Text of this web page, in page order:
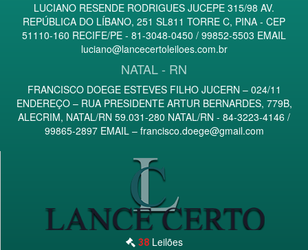
LUCIANO RESENDE RODRIGUES JUCEPE 315/98 AV.
REPÚBLICA DO LÍBANO, 251 SL811 TORRE C, PINA - CEP
51110-160 RECIFE/PE - 81-3048-0450 / 99852-5503 EMAIL
luciano@lancecertoleiloes.com.br
NATAL - RN
FRANCISCO DOEGE ESTEVES FILHO JUCERN – 024/11
ENDEREÇO – RUA PRESIDENTE ARTUR BERNARDES, 779B,
ALECRIM, NATAL/RN 59.031-280 NATAL/RN - 84-3223-4146 /
99865-2897 EMAIL – francisco.doege@gmail.com
38 Leilões